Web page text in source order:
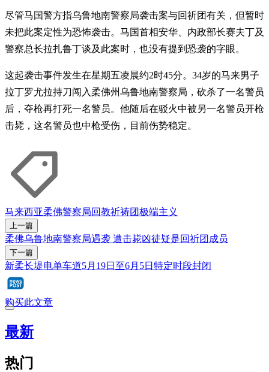
尽管马国警方指乌鲁地南警察局袭击案与回祈团有关，但暂时
未把此案定性为恐怖袭击。马国首相安华、内政部长赛夫丁及
警察总长拉扎鲁丁谈及此案时，也没有提到恐袭的字眼。
这起袭击事件发生在星期五凌晨约2时45分。34岁的马来男子
拉丁罗尤拉持刀闯入柔佛州乌鲁地南警察局，砍杀了一名警员
后，夺枪再打死一名警员。他随后在驳火中被另一名警员开枪
击毙，这名警员也中枪受伤，目前伤势稳定。
马来西亚柔佛警察局回教祈祷团极端主义
上一篇
柔佛乌鲁地南警察局遇袭 遭击毙凶徒疑是回祈团成员
下一篇
新柔长堤电单车道5月19日至6月5日特定时段封闭
购买此文章
最新
热门